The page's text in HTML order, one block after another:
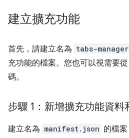
建立擴充功能
首先，請建立名為 tabs-manager
充功能的檔案。您也可以視需要從
碼。
步驟 1：新增擴充功能資料
建立名為 manifest.json 的檔